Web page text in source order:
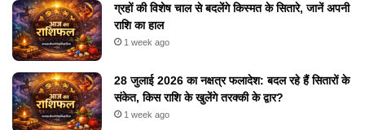
ग्रहों की विशेष चाल से बदलेंगे किस्मत के सितारे, जानें अपनी
राशि का हाल
1 week ago
28 जुलाई 2026 का नक्षत्र फलादेश: बदल रहे हैं सितारों के
संकेत, किस राशि के खुलेंगे तरक्की के द्वार?
1 week ago